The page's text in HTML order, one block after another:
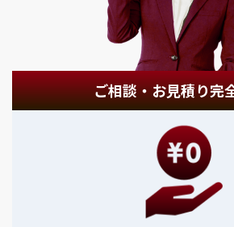
ご相談・お見積り完